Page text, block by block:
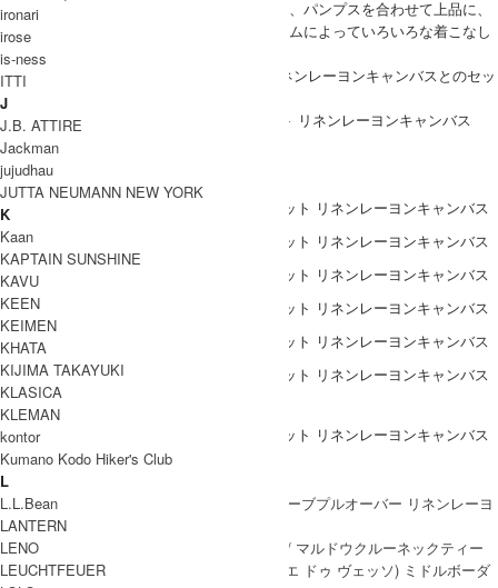
オンオフ着回しがきくシンプルなデザインで、パンプスを合わせて上品に、
スニーカーでカジュアルに、合わせるアイテムによっていろいろな着こなし
をお楽しみいただけます。
同素材のショートスリーブプルオーバー リネンレーヨンキャンバスとのセッ
トアップ着用もおすすめです。
HARVESTY(ハーベスティ) ロングキュロット リネンレーヨンキャンバス
COODINATE
DETAIL
Coordinate Item
ironari
irose
is-ness
ITTI
J
J.B. ATTIRE
Jackman
jujudhau
JUTTA NEUMANN NEW YORK
K
Kaan
KAPTAIN SUNSHINE
KAVU
KEEN
KEIMEN
KHATA
KIJIMA TAKAYUKI
KLASICA
KLEMAN
kontor
Kumano Kodo Hiker's Club
L
L.L.Bean
LANTERN
LENO
LEUCHTFEUER